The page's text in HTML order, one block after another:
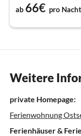
ab 66€ pro Nacht
Weitere
private Homepage:
Ferienwohnung
Ferienhäuser &